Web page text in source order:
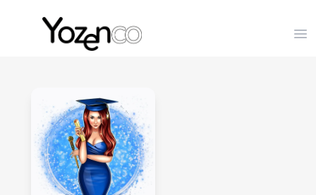
Yozenco - Organisateur de Salons, Evénements et